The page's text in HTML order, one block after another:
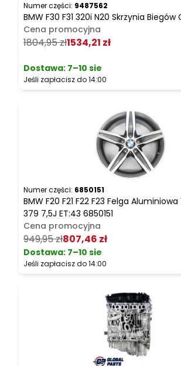
Numer części: 9487562
BMW F30 F31 320i N20 Skrzynia Biegów
Cena promocyjna
1804,95 zł1534,21 zł
Dostawa: 7–10 sie
Jeśli zapłacisz do 14:00
Numer części: 6850151
BMW F20 F21 F22 F23 Felga
379 7,5J ET:43 6850151
Cena promocyjna
949,95 zł807,46 zł
Dostawa: 7–10 sie
Jeśli zapłacisz do 14:00